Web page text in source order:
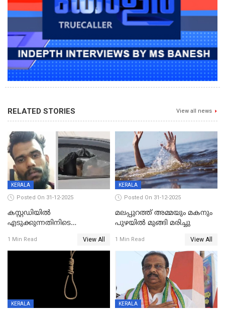
RELATED STORIES View all news
KERALA
Posted On 31-12-2025
കസ്റ്റഡിയിൽ
എടുക്കുന്നതിനിടെ
വധശ്രമക്കേസ് പ്രതി പിടിയിൽ
1 Min Read View All
KERALA
Posted On 31-12-2025
മലപ്പുറത്ത് അമ്മയും മകനും
പുഴയിൽ മുങ്ങി മരിച്ചു
1 Min Read View All
KERALA KERALA